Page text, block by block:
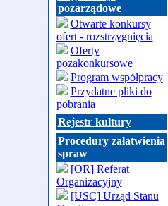
pozarządowe
Otwarte konkursy
ofert - rozstrzygnięcia
Oferty
pozakonkursowe
Program współpracy
Przydatne pliki do
pobrania
Rejestr kultury
Procedury załatwienia
spraw
[OR] Referat
Organizacyjny
[USC] Urząd Stanu